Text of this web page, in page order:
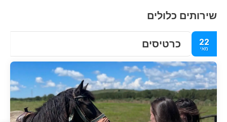
שירותים כלולים
22
מאי כרטיסים